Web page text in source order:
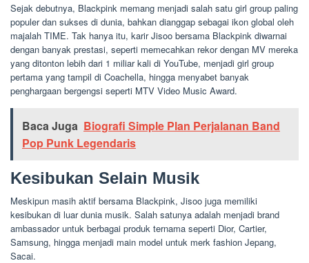
Sejak debutnya, Blackpink memang menjadi salah satu girl group paling
populer dan sukses di dunia, bahkan dianggap sebagai ikon global oleh
majalah TIME. Tak hanya itu, karir Jisoo bersama Blackpink diwarnai
dengan banyak prestasi, seperti memecahkan rekor dengan MV mereka
yang ditonton lebih dari 1 miliar kali di YouTube, menjadi girl group
pertama yang tampil di Coachella, hingga menyabet banyak
penghargaan bergengsi seperti MTV Video Music Award.
Baca Juga Biografi Simple Plan Perjalanan Band
Pop Punk Legendaris
Kesibukan Selain Musik
Meskipun masih aktif bersama Blackpink, Jisoo juga memiliki
kesibukan di luar dunia musik. Salah satunya adalah menjadi brand
ambassador untuk berbagai produk ternama seperti Dior, Cartier,
Samsung, hingga menjadi main model untuk merk fashion Jepang,
Sacai.